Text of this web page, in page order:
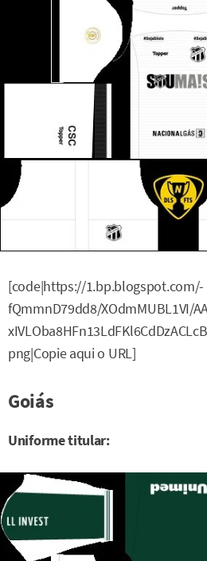
[code|https://1.bp.blogspot.com/-
fQmmnD79dd8/XOdmMUBL1VI/
png|Copie aqui o URL]
Goiás
Uniforme titular: